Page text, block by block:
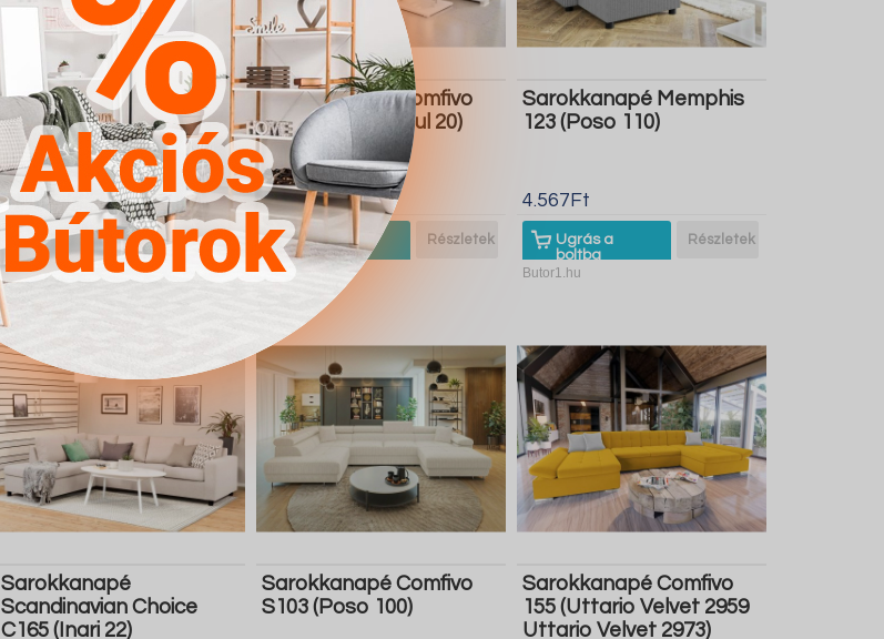
Sarokkanapé Carlsbad
115 (Manila 26)
4.567Ft
Ugrás a
boltba
Részletek
Butor1.hu
Sarokkanapé Comfivo
128 (Soft 017 Soul 20)
4.567Ft
Ugrás a
boltba
Részletek
Butor1.hu
Sarokkanapé Memphis
123 (Poso 110)
4.567Ft
Ugrás a
boltba
Részletek
Butor1.hu
Sarokkanapé
Scandinavian Choice
C165 (Inari 22)
Sarokkanapé Comfivo
S103 (Poso 100)
Sarokkanapé Comfivo
155 (Uttario Velvet 2959
Uttario Velvet 2973)